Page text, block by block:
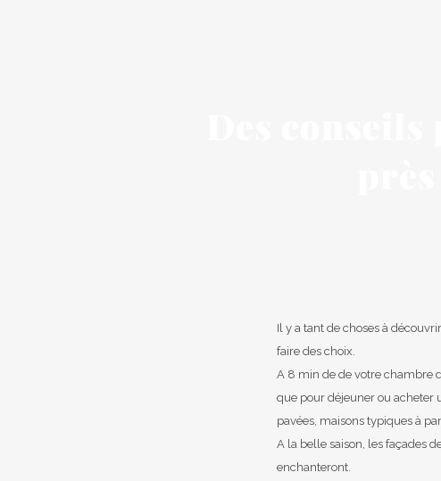
Il y a tant de choses à
faire des choix.
A 8 min de de votre chambre
que pour déjeuner ou acheter
pavées, maisons typiques à
A la belle saison, les façades
enchanteront.